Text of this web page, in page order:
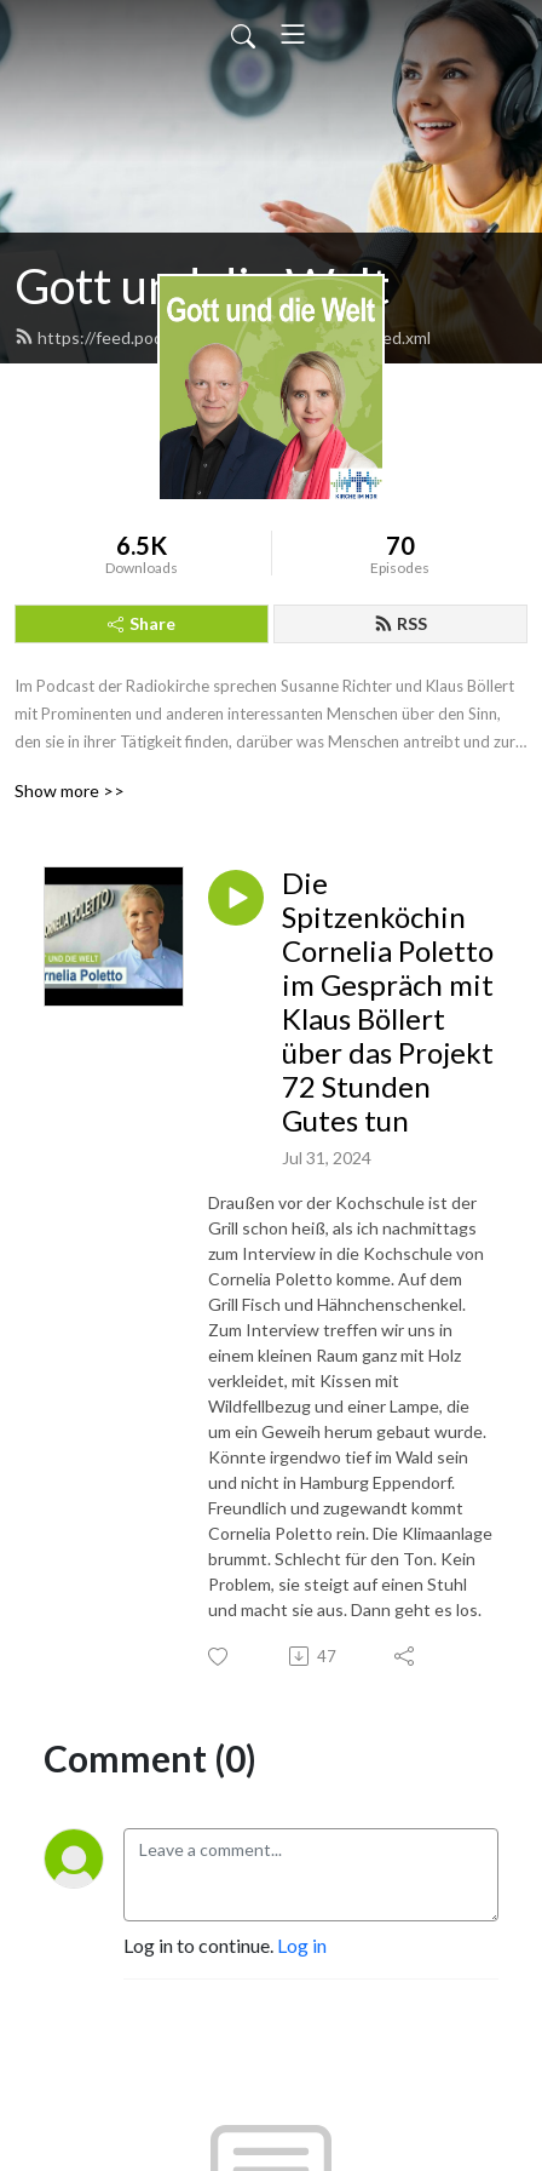
Gott und die Welt
https://feed.podbean.com/gottunddiewelt/feed.xml
6.5K
Downloads
70
Episodes
Share RSS
Im Podcast der Radiokirche sprechen Susanne Richter und Klaus Böllert
mit Prominenten und anderen interessanten Menschen über den Sinn,
den sie in ihrer Tätigkeit finden, darüber was Menschen antreibt und zur
Show more >>
Die
Spitzenköchin
Cornelia Poletto
im Gespräch mit
Klaus Böllert
über das Projekt
72 Stunden
Gutes tun
Jul 31, 2024
Draußen vor der Kochschule ist der
Grill schon heiß, als ich nachmittags
zum Interview in die Kochschule von
Cornelia Poletto komme. Auf dem
Grill Fisch und Hähnchenschenkel.
Zum Interview treffen wir uns in
einem kleinen Raum ganz mit Holz
verkleidet, mit Kissen mit
Wildfellbezug und einer Lampe, die
um ein Geweih herum gebaut wurde.
Könnte irgendwo tief im Wald sein
und nicht in Hamburg Eppendorf.
Freundlich und zugewandt kommt
Cornelia Poletto rein. Die Klimaanlage
brummt. Schlecht für den Ton. Kein
Problem, sie steigt auf einen Stuhl
und macht sie aus. Dann geht es los.
47
Comment (0)
Log in to continue. Log in